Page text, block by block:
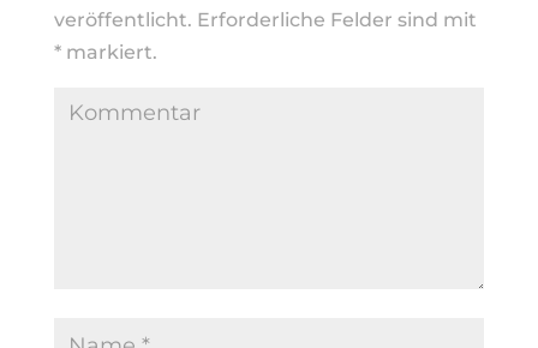
veröffentlicht. Erforderliche Felder sind mit
*markiert.